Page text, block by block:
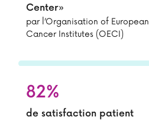
Center»
par l’Organisation of European
Cancer Institutes (OECI)
82%
de satisfaction patient